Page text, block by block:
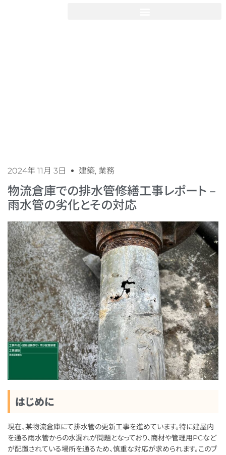
2024年 11月 3日 建築, 業務
物流倉庫での排水管修繕工事レポート –
雨水管の劣化とその対応
はじめに
現在、某物流倉庫にて排水管の更新工事を進めています。特に建屋内
を通る雨水管からの水漏れが問題となっており、商材や管理用PCなど
が配置されている場所を通るため、慎重な対応が求められます。このブ